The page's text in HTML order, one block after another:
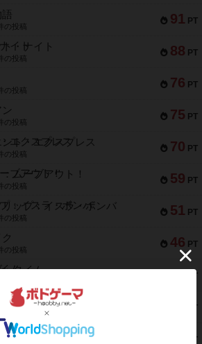
91 PT
の投稿
88 PT
・ナイト
の投稿
76 PT
の投稿
75 PT
の投稿
70 PT
ト・エクスプレス
の投稿
59 PT
ムーブアウト！
の投稿
51 PT
ップ：イスラ・ボンバ
の投稿
46 PT
の投稿
45 PT
タイム
PT
PT